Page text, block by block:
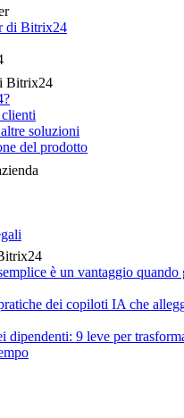
di Bitrix24
Bitrix24
soluzioni
del prodotto
è un vantaggio
dei copiloti IA che
dipendenti: 9 leve per